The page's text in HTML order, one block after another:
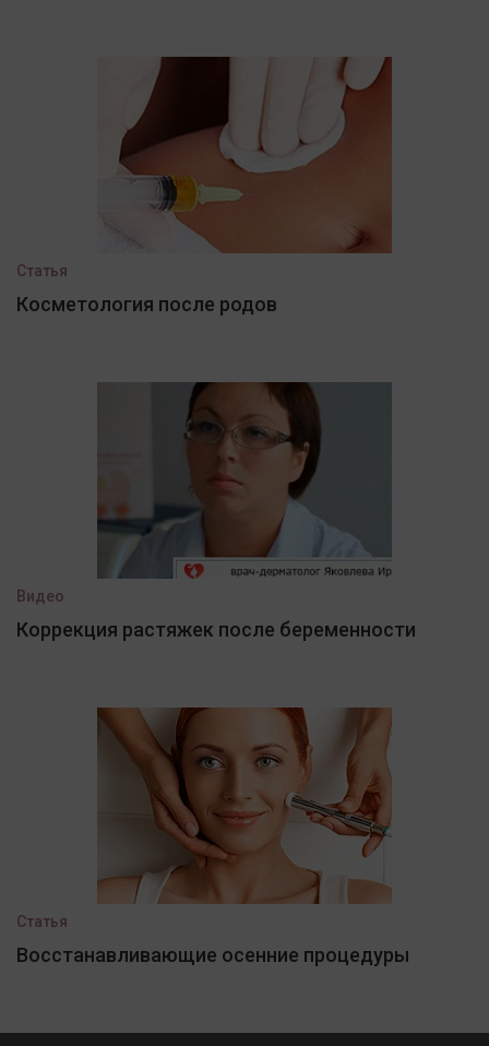
Статья
Косметология после родов
Видео
Коррекция растяжек после беременности
Статья
Восстанавливающие осенние процедуры